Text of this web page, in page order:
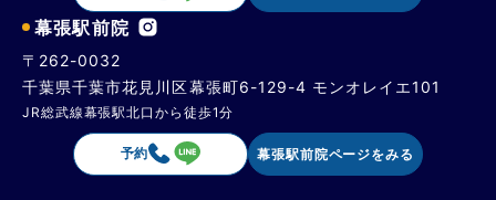
幕張駅前院
〒262-0032
千葉県千葉市花見川区幕張町6-129-4 モンオレイエ101
JR総武線幕張駅北口から徒歩1分
予約 幕張駅前院ページをみる